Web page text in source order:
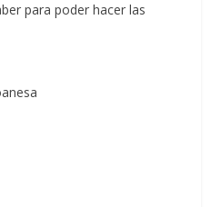
para poder hacer las